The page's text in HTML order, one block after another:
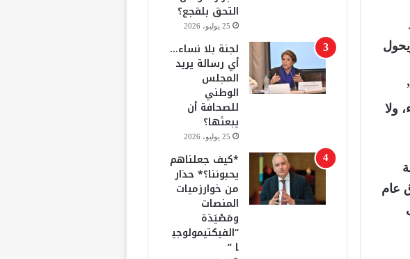
ولا
عام
التحق بلقجع؟
25 يوليو، 2026
لجنة بلا نساء…
أي رسالة يريد
المجلس
الوطني
للصحافة أن
يبعثها؟
25 يوليو، 2026
*كيف جعلناهم
يحبوننا؟* حذار
من خوارزميات
المنصات
ومَصْيَدَة
“الفيكتيمولوجي
ا “